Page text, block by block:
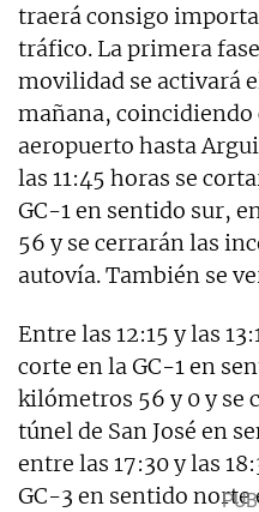
traerá consigo
tráfico. La primera
movilidad se activará
mañana, coincidiendo
aeropuerto hasta
las 11:45 horas se
GC-1 en sentido sur,
56 y se cerrarán las
autovía. También se
Entre las 12:15 y las
corte en la GC-1 en
kilómetros 56 y 0 y se
túnel de San José en
entre las 17:30 y las
GC-3 en sentido